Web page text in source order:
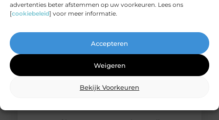
advertenties beter afstemmen op uw voorkeuren. Lees ons
[cookiebeleid] voor meer informatie.
Accepteren
Weigeren
Bekijk Voorkeuren